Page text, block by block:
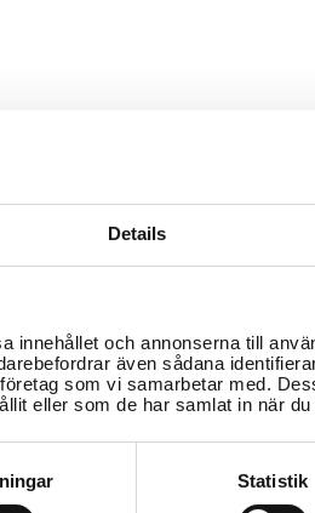
Details
innehållet och annonserna till
även sådana
som vi samarbetar med.
eller som de har samlat in när
Statistik